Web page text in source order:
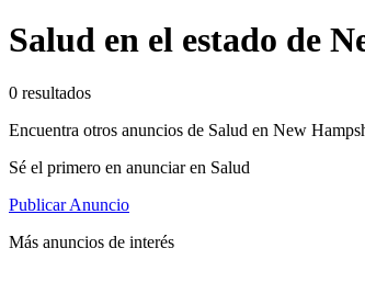
Salud en el estado de
0 resultados
Encuentra otros anuncios de Salud en New
Sé el primero en anunciar en Salud
Publicar Anuncio
Más anuncios de interés